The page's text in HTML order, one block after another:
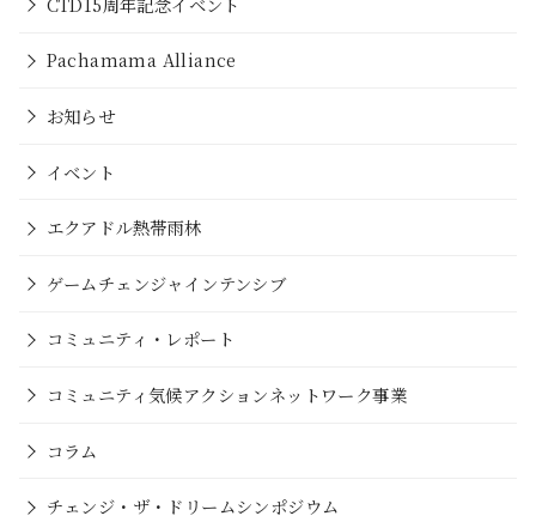
Pachamama Alliance
お知らせ
イベント
エクアドル熱帯雨林
ゲームチェンジャインテンシブ
コミュニティ・レポート
コミュニティ気候アクションネットワーク事業
コラム
チェンジ・ザ・ドリームシンポジウム